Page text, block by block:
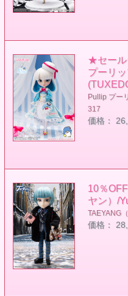
★セー
プーリ
Pullip プー
317
価格：
10％
ヤン）/
TAEYANG
価格：